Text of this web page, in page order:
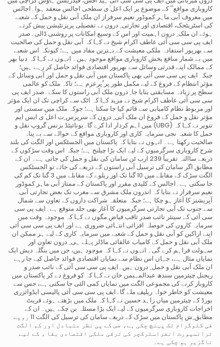
کاروباری مواقع'' کے موضوع پر ایک اعل ٰی سطحی اجالس منعقد ہوا۔اجالس
میں معروف آبی ماہر کموڈور نعیم سرفراز ان ملک آبی نقل و حمل کے شعبے
کی اسٹریٹجک، اقتصادی اور تجارتی ِ درون نے تفصیلی پریزنٹیشن پیش کرتے
ہوئے ان ملک ِ درون اہمیت اور اس کے وسیع امکانات پر روشنی ڈالی۔صدر
ایف پی سی سی آئی عاطف اکرام شیخ نے کہا کہ آبی نقل و حمل کی صالحیت
سے بھرپور استفادہ ملکی معیشت کے بہترین مفاد میں ہے؛ کیونکہ اس شعبے
میں بے شمار منافع بخش کاروباری مواقع موجود ہیں۔ انہوں نے کہا کہ دنیا بھر
کے ممالک اپنے قدرتی وسائل سے بھرپور اقتصادی فوائد حاصل کر رہے ہیں؛
جبکہ ایف پی سی سی آئی بھی پاکستان میں آبی نقل و حمل اور آبی وسائل کے
مؤثر انتظام کے فروغ کے لیے مکمل طور پر ُپرعزم ہے؛ تاکہ ملک کو عالمی
سطح پر زیادہ مسابقتی بنایا جا ِ درون ملک آبی راستوں کا سکے۔صدر ایف پی
سی سی آئی عاطف اکرام شیخ نے مزید کہا کہ اٹک سے کراچی تک ان ایک مؤثر
اور مربوط نظام کامیابی سے قائم کیا جا سکتا ہے؛ جوکہ ملک میں سستی اور
مؤثر نقل و حمل کے فروغ ان ملک آبی ِ درون کے سرپرس ِت اعل ٰی ایس ایم
تنویر نے کہا کہ (UBG) میں اہم کردار ادا کرے گا۔یونائیٹڈ بزنس گروپ نقل و
حمل کا شعبہ نجی سرمایہ کاری اور کاروباری مواقع کے حوالے سے بے پناہ
صالحیت رکھتا ہے۔ انہوں نے بتایا کہ پاکستان میں الجسٹکس اور الگت کی بلند
شرح کاروباری سرگرمیوں کے لیے ایک بڑا چیلنج ہے؛ جبکہ اس وقت سڑکوں کے
ذریعے ساالنہ تقریباً 239 ارب ٹن سامان کی نقل و حمل کی جاتی ہے۔ ان کے
مطابق اگر سامان کی ترسیل آبی راستوں کے ذریعے کی جائے تو الجسٹکس
الگت سڑک کے مقابلے میں 10 گنا تک اور ریلوے کے مقابلے میں 3 گنا تک کم کی
جا سکتی ہے۔اجالس کے کلیدی مقرر اور پاکستان کے ممتاز آبی ماہر کموڈور
نعیم سرفراز نے بتایا کہ اندرون ملک مشرق سے مغرب تک بعض تجارتی آبی
آپریشنز کا آغاز ہو چکا ہے؛ جبکہ متعلقہ شراکت داروں کے تعاون سے شمال
سے جنوب تک آبی تجارتی سرگرمیوں کا آغاز بھی جلد متوقع ہے۔ایف پی سی
سی آئی کے سینئر نائب صدر ثاقب فیاض مگوں نے کہا کہ موجودہ وقت میں
سرمایہ کاروں کی حوصلہ افزائی انتہائی ضروری ہے اور ایف پی سی سی آئی
اپنے اراکین کو آبی نقل و حمل کے شعبے میں سرمایہ کاری کے لیے ہر ممکن ان
ملک آبی نقل و حمل کے کامیاب عالقائی ماڈلز پہلے ہی ِ درون تعاون اور
سہولت فراہم کرے گی۔ انہوں نے کہا کہ موجود ہیں، جن میں بنگلہ دیش ایک
نمایاں مثال ہے، جہاں اس نظام سے نمایاں اقتصادی فوائد حاصل کیے جا رہے
ان ملک آبی نقل و حمل ِ درون ہیں۔ایف پی سی سی آئی کے نائب صدر و
ریجنل چیئرمین سندھ عبدالمہیمن خان نے کہا کہ کو فروغ دے کر پاکستان میں
کاروبار کرنے کی مجموعی الگت میں نمایاں کمی الئی جا سکتی ہے، جس سے
معیشت کو خاطر خواہ ریلیف ملے گا۔ایف پی سی سی آئی پالیسی ایڈوائزری
بورڈ کے چیئرمین میاں زاہد حسین نے کہا کہ ملک میں بڑھتے ہوئے فریٹ
اخراجات کاروباری سرگرمیوں کے لیے ایک بڑا مسئلہ بن چکے ہیں۔ ان کے
مطابق ِش پاکستان میں سڑک کے ذریعے سامان کی ترسیل کی الگت 11 روپے
فی کلوگرام تک پہنچ چکی ہے، جس کے پی نظر متبادل اور کم الگت
ٹرانسپورٹ انفراسٹرکچر کی ترقی ملکی اقتصادی بقا ء کے لیے
ناگزیر ہو چکی ہے۔